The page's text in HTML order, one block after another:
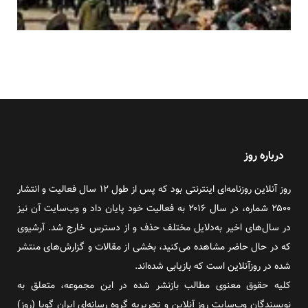
درباره روز
روز آنلاین روزنامه‌ای اینترنتی بود که پس از طول ۱۲ سال فعالیت و انتشار
۲۵۰۰ شماره، در سال ۲۰۱۶ به فعالیت خود پایان داد و وب‌سایت آن نیز
در سال‌های اخیر به‌دلایل مختلف حذف و از دسترس خارج شد. آرشیوی
که در حال حاضر مشاهده می‌کنید، بخشی از مقالات و گزارش‌های منتشر
شده در روزآنلاین است که بازیابی شده‌اند.
کلیه حقوق معنوی مطالب بازنشر شده در این مجموعه، متعلق به